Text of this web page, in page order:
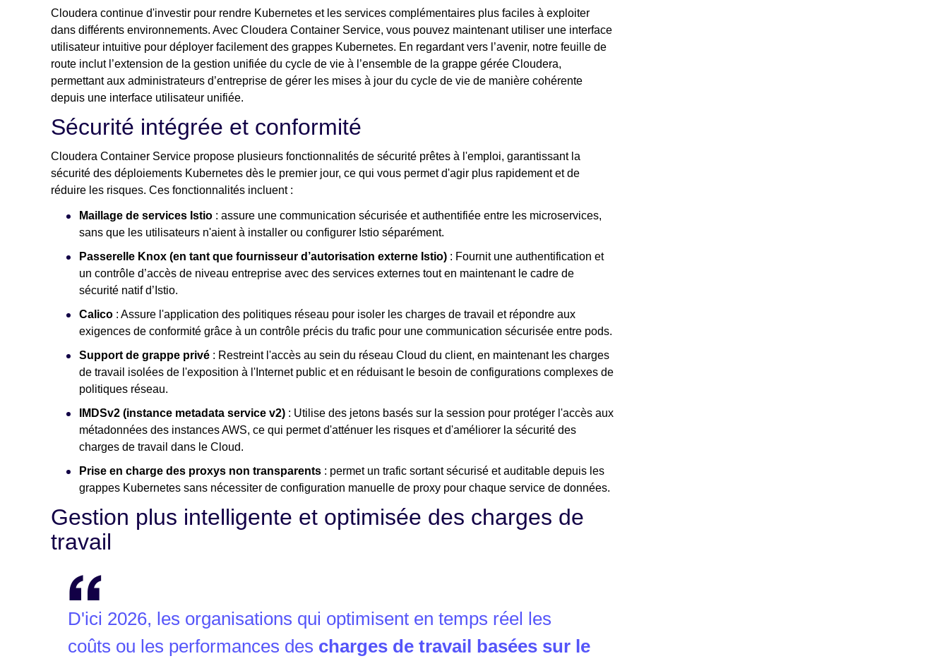
Cloudera continue d'investir pour rendre Kubernetes et les services complémentaires plus faciles à exploiter
dans différents environnements. Avec Cloudera Container Service, vous pouvez maintenant utiliser une interface
utilisateur intuitive pour déployer facilement des grappes Kubernetes. En regardant vers l’avenir, notre feuille de
route inclut l’extension de la gestion unifiée du cycle de vie à l’ensemble de la grappe gérée Cloudera,
permettant aux administrateurs d’entreprise de gérer les mises à jour du cycle de vie de manière cohérente
depuis une interface utilisateur unifiée.
Sécurité intégrée et conformité
Cloudera Container Service propose plusieurs fonctionnalités de sécurité prêtes à l'emploi, garantissant la
sécurité des déploiements Kubernetes dès le premier jour, ce qui vous permet d'agir plus rapidement et de
réduire les risques. Ces fonctionnalités incluent :
Maillage de services Istio : assure une communication sécurisée et authentifiée entre les microservices,
sans que les utilisateurs n'aient à installer ou configurer Istio séparément.
Passerelle Knox (en tant que fournisseur d’autorisation externe Istio) : Fournit une authentification et
un contrôle d’accès de niveau entreprise avec des services externes tout en maintenant le cadre de
sécurité natif d’Istio.
Calico : Assure l'application des politiques réseau pour isoler les charges de travail et répondre aux
exigences de conformité grâce à un contrôle précis du trafic pour une communication sécurisée entre pods.
Support de grappe privé : Restreint l'accès au sein du réseau Cloud du client, en maintenant les charges
de travail isolées de l'exposition à l'Internet public et en réduisant le besoin de configurations complexes de
politiques réseau.
IMDSv2 (instance metadata service v2) : Utilise des jetons basés sur la session pour protéger l'accès aux
métadonnées des instances AWS, ce qui permet d'atténuer les risques et d'améliorer la sécurité des
charges de travail dans le Cloud.
Prise en charge des proxys non transparents : permet un trafic sortant sécurisé et auditable depuis les
grappes Kubernetes sans nécessiter de configuration manuelle de proxy pour chaque service de données.
Gestion plus intelligente et optimisée des charges de
travail
D'ici 2026, les organisations qui optimisent en temps réel les
coûts ou les performances des charges de travail basées sur le